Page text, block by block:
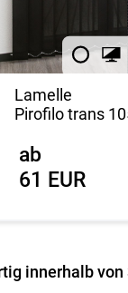
Lamelle
Pirofilo trans
ab
61 EUR
innerhalb von